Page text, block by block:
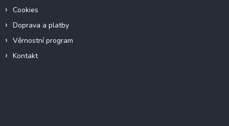
Cookies
Doprava a platby
Věrnostní program
Kontakt